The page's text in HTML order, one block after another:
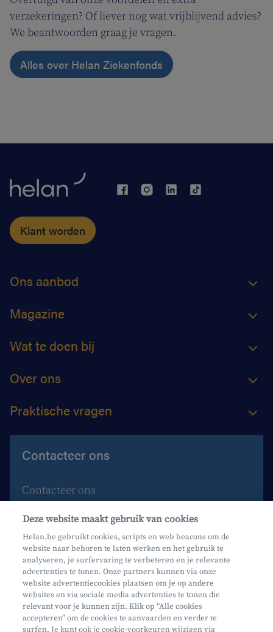
verzekeringen? Of liever nog wat vrijblijvend advies?
We beantwoorden graag je vragen.
Alles over Helan Ziekenfonds
Klant worden
Ons aanbod
Magazine
Wat te doen bij
Over ons
Praktische vragen
Contacteer ons
Contacteer ons
Maak een afspraak
Waar vind je ons?
Phishing
Deze website maakt gebruik van cookies
Helan.be gebruikt cookies, scripts en web beacons om de
website naar behoren te laten werken en het gebruik te
analyseren, je surfervaring te verbeteren en je relevante
advertenties te tonen. Onze partners kunnen via onze
website advertentiecookies plaatsen om je op andere
websites en via sociale media advertenties te tonen die
relevant voor je kunnen zijn. Klik op “Alle cookies
accepteren” om de cookies te aanvaarden en verder te
surfen. Je kunt ook je cookie-voorkeuren wijzigen via